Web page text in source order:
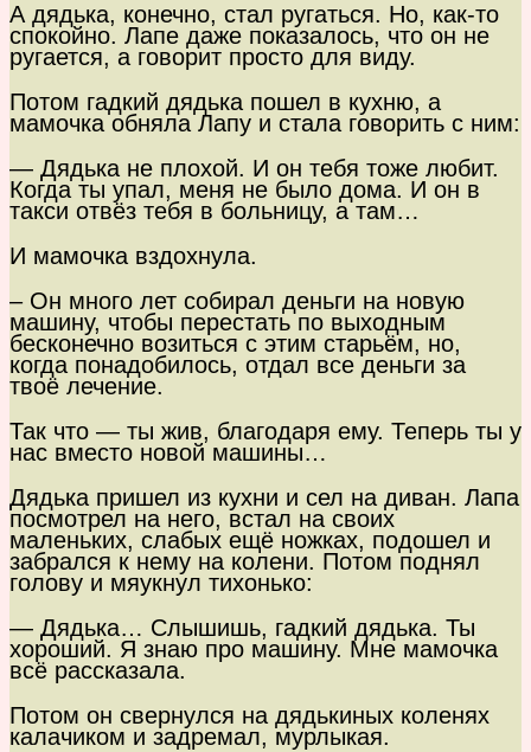
А дядька, конечно, стал ругаться. Но, как-то
спокойно. Лапе даже показалось, что он не
ругается, а говорит просто для виду.
Потом гадкий дядька пошел в кухню, а
мамочка обняла Лапу и стала говорить с ним:
— Дядька не плохой. И он тебя тоже любит.
Когда ты упал, меня не было дома. И он в
такси отвёз тебя в больницу, а там…
И мамочка вздохнула.
– Он много лет собирал деньги на новую
машину, чтобы перестать по выходным
бесконечно возиться с этим старьём, но,
когда понадобилось, отдал все деньги за
твоё лечение.
Так что — ты жив, благодаря ему. Теперь ты у
нас вместо новой машины…
Дядька пришел из кухни и сел на диван. Лапа
посмотрел на него, встал на своих
маленьких, слабых ещё ножках, подошел и
забрался к нему на колени. Потом поднял
голову и мяукнул тихонько:
— Дядька… Слышишь, гадкий дядька. Ты
хороший. Я знаю про машину. Мне мамочка
всё рассказала.
Потом он свернулся на дядькиных коленях
калачиком и задремал, мурлыкая.